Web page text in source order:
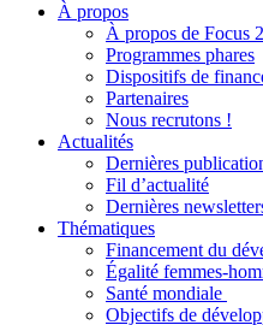
À propos
À propos de Focus
Programmes phares
Dispositifs de
Partenaires
Nous recrutons !
Actualités
Dernières
Fil d’actualité
Dernières
Thématiques
Financement du
Égalité femmes-
Santé mondiale
Objectifs de